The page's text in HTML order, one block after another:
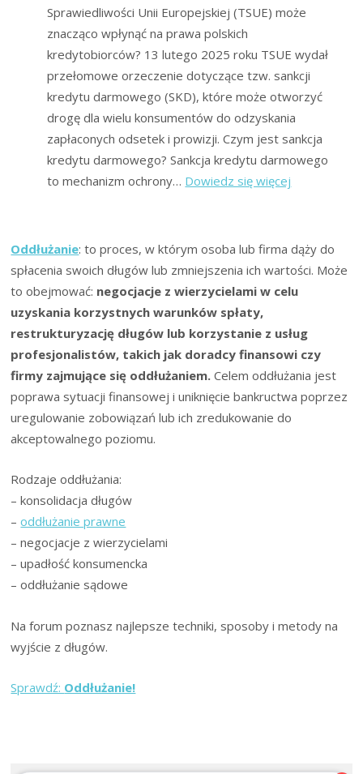
grosza!
Sprawiedliwości Unii Europejskiej (TSUE) może
znacząco wpłynąć na prawa polskich
kredytobiorców? 13 lutego 2025 roku TSUE wydał
przełomowe orzeczenie dotyczące tzw. sankcji
kredytu darmowego (SKD), które może otworzyć
drogę dla wielu konsumentów do odzyskania
zapłaconych odsetek i prowizji. Czym jest sankcja
kredytu darmowego? Sankcja kredytu darmowego
to mechanizm ochrony… Dowiedz się więcej
sprawie
sankcji
kredytu
(SKD)
w
Polsce:
Wyrok
Oddłużanie: to proces, w którym osoba lub firma dąży do
spłacenia swoich długów lub zmniejszenia ich wartości. Może
to obejmować: negocjacje z wierzycielami w celu
uzyskania korzystnych warunków spłaty,
restrukturyzację długów lub korzystanie z usług
profesjonalistów, takich jak doradcy finansowi czy
firmy zajmujące się oddłużaniem. Celem oddłużania jest
poprawa sytuacji finansowej i uniknięcie bankructwa poprzez
uregulowanie zobowiązań lub ich zredukowanie do
akceptowalnego poziomu.
Rodzaje oddłużania:
– konsolidacja długów
–oddłużanie prawne
– negocjacje z wierzycielami
– upadłość konsumencka
– oddłużanie sądowe
Na forum poznasz najlepsze techniki, sposoby i metody na
wyjście z długów.
Sprawdź: Oddłużanie!